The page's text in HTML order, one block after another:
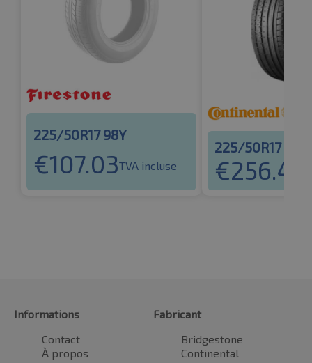
225/50R17 98Y
€107.03TVA incluse
225/50R17 98W
€256.43
Informations
Contact
À propos
Fabricant
Bridgestone
Continental